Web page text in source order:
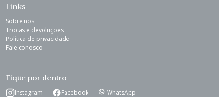
Links
Sobre nós
Trocas e devoluções
Política de privacidade
Fale conosco
Fique por dentro
Instagram Facebook WhatsApp